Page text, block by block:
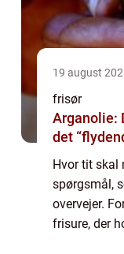
19 august
frisør
Arganolie:
det
Hvor tit skal
spørgsmål,
overvejer.
frisure, der